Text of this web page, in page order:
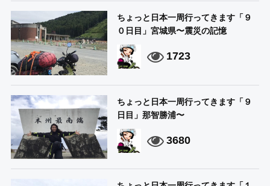
ちょっと日本一周行ってきます「９
０日目」宮城県〜震災の記憶
1723
ちょっと日本一周行ってきます「９
日目」那智勝浦〜
3680